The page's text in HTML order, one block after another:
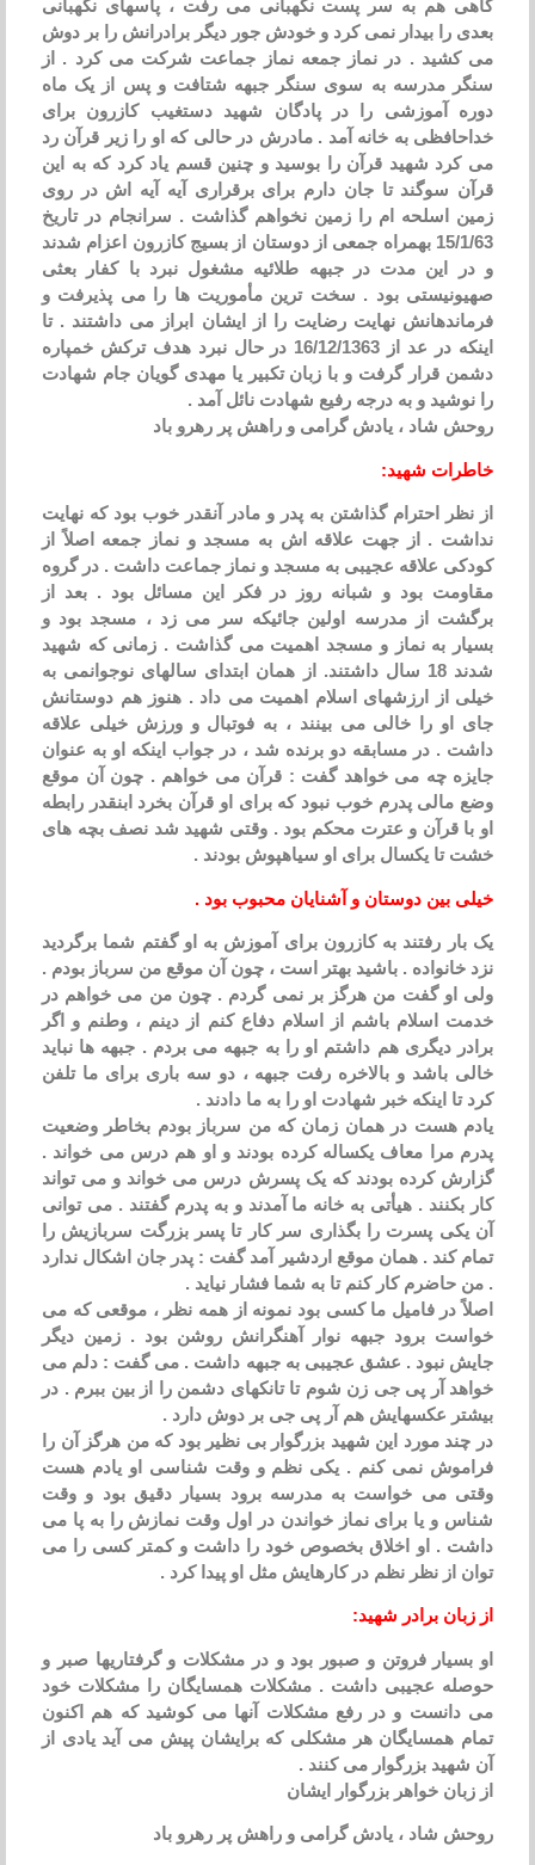
گاهی هم به سر پست نگهبانی می رفت ، پاسهای نگهبانی
بعدی را بیدار نمی کرد و خودش جور دیگر برادرانش را بر دوش
می کشید . در نماز جمعه نماز جماعت شرکت می کرد . از
سنگر مدرسه به سوی سنگر جبهه شتافت و پس از یک ماه
دوره آموزشی را در پادگان شهید دستغیب کازرون برای
خداحافظی به خانه آمد . مادرش در حالی که او را زیر قرآن رد
می کرد شهید قرآن را بوسید و چنین قسم یاد کرد که به این
قرآن سوگند تا جان دارم برای برقراری آیه آیه اش در روی
زمین اسلحه ام را زمین نخواهم گذاشت . سرانجام در تاریخ
15/1/63 بهمراه جمعی از دوستان از بسیج کازرون اعزام شدند
و در این مدت در جبهه طلائیه مشغول نبرد با کفار بعثی
صهیونیستی بود . سخت ترین مأموریت ها را می پذیرفت و
فرماندهانش نهایت رضایت را از ایشان ابراز می داشتند . تا
اینکه در عد از 16/12/1363 در حال نبرد هدف ترکش خمپاره
دشمن قرار گرفت و با زبان تکبیر یا مهدی گویان جام شهادت
را نوشید و به درجه رفیع شهادت نائل آمد .
روحش شاد ، یادش گرامی و راهش پر رهرو باد
خاطرات شهید:
از نظر احترام گذاشتن به پدر و مادر آنقدر خوب بود که نهایت
نداشت . از جهت علاقه اش به مسجد و نماز جمعه اصلاً از
کودکی علاقه عجیبی به مسجد و نماز جماعت داشت . در گروه
مقاومت بود و شبانه روز در فکر این مسائل بود . بعد از
برگشت از مدرسه اولین جائیکه سر می زد ، مسجد بود و
بسیار به نماز و مسجد اهمیت می گذاشت . زمانی که شهید
شدند 18 سال داشتند. از همان ابتدای سالهای نوجوانمی به
خیلی از ارزشهای اسلام اهمیت می داد . هنوز هم دوستانش
جای او را خالی می بینند ، به فوتبال و ورزش خیلی علاقه
داشت . در مسابقه دو برنده شد ، در جواب اینکه او به عنوان
جایزه چه می خواهد گفت : قرآن می خواهم . چون آن موقع
وضع مالی پدرم خوب نبود که برای او قرآن بخرد ابنقدر رابطه
او با قرآن و عترت محکم بود . وقتی شهید شد نصف بچه های
خشت تا یکسال برای او سیاهپوش بودند .
خیلی بین دوستان و آشنایان محبوب بود .
یک بار رفتند به کازرون برای آموزش به او گفتم شما برگردید
نزد خانواده . باشید بهتر است ، چون آن موقع من سرباز بودم .
ولی او گفت من هرگز بر نمی گردم . چون من می خواهم در
خدمت اسلام باشم از اسلام دفاع کنم از دینم ، وطنم و اگر
برادر دیگری هم داشتم او را به جبهه می بردم . جبهه ها نباید
خالی باشد و بالاخره رفت جبهه ، دو سه باری برای ما تلفن
کرد تا اینکه خبر شهادت او را به ما دادند .
یادم هست در همان زمان که من سرباز بودم بخاطر وضعیت
پدرم مرا معاف یکساله کرده بودند و او هم درس می خواند .
گزارش کرده بودند که یک پسرش درس می خواند و می تواند
کار بکنند . هیأتی به خانه ما آمدند و به پدرم گفتند . می توانی
آن یکی پسرت را بگذاری سر کار تا پسر بزرگت سربازیش را
تمام کند . همان موقع اردشیر آمد گفت : پدر جان اشکال ندارد
. من حاضرم کار کنم تا به شما فشار نیاید .
اصلاً در فامیل ما کسی بود نمونه از همه نظر ، موقعی که می
خواست برود جبهه نوار آهنگرانش روشن بود . زمین دیگر
جایش نبود . عشق عجیبی به جبهه داشت . می گفت : دلم می
خواهد آر پی جی زن شوم تا تانکهای دشمن را از بین ببرم . در
بیشتر عکسهایش هم آر پی جی بر دوش دارد .
در چند مورد این شهید بزرگوار بی نظیر بود که من هرگز آن را
فراموش نمی کنم . یکی نظم و وقت شناسی او یادم هست
وقتی می خواست به مدرسه برود بسیار دقیق بود و وقت
شناس و یا برای نماز خواندن در اول وقت نمازش را به پا می
داشت . او اخلاق بخصوص خود را داشت و کمتر کسی را می
توان از نظر نظم در کارهایش مثل او پیدا کرد .
از زبان برادر شهید:
او بسیار فروتن و صبور بود و در مشکلات و گرفتاریها صبر و
حوصله عجیبی داشت . مشکلات همسایگان را مشکلات خود
می دانست و در رفع مشکلات آنها می کوشید که هم اکنون
تمام همسایگان هر مشکلی که برایشان پیش می آید یادی از
آن شهید بزرگوار می کنند .
از زبان خواهر بزرگوار ایشان
روحش شاد ، یادش گرامی و راهش پر رهرو باد